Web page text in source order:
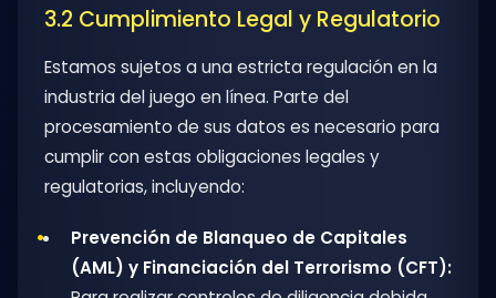
3.2 Cumplimiento Legal y Regulatorio
Estamos sujetos a una estricta regulación en la
industria del juego en línea. Parte del
procesamiento de sus datos es necesario para
cumplir con estas obligaciones legales y
regulatorias, incluyendo:
Prevención de Blanqueo de Capitales
(AML) y Financiación del Terrorismo (CFT):